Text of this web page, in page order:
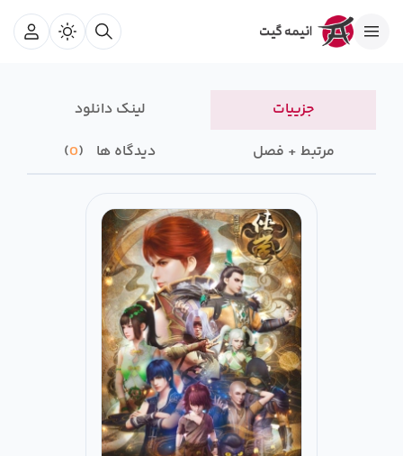
جزییات
لینک دانلود
مرتبط + فصل
دیدگاه ها 0